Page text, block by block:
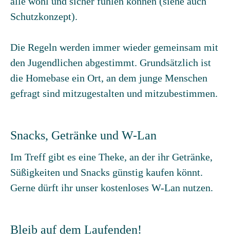
Schutzkonzept).
Die Regeln werden immer wieder gemeinsam mit
den Jugendlichen abgestimmt. Grundsätzlich ist
die Homebase ein Ort, an dem junge Menschen
gefragt sind mitzugestalten und mitzubestimmen.
Snacks, Getränke und W-Lan
Im Treff gibt es eine Theke, an der ihr Getränke,
Süßigkeiten und Snacks günstig kaufen könnt.
Gerne dürft ihr unser kostenloses W-Lan nutzen.
Bleib auf dem Laufenden!